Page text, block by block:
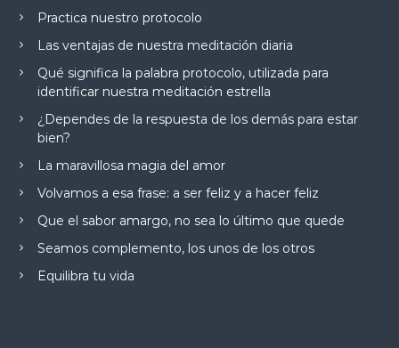
Practica nuestro protocolo
Las ventajas de nuestra meditación diaria
Qué significa la palabra protocolo, utilizada para
identificar nuestra meditación estrella
¿Dependes de la respuesta de los demás para estar
bien?
La maravillosa magia del amor
Volvamos a esa frase: a ser feliz y a hacer feliz
Que el sabor amargo, no sea lo último que quede
Seamos complemento, los unos de los otros
Equilibra tu vida